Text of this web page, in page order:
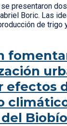
se presentaron
Boric. Las
de trigo
efectos
Biobío